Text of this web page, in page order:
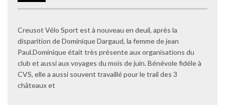
Creusot Vélo Sport est à nouveau en deuil, après la
disparition de Dominique Dargaud, la femme de jean
Paul.Dominique était très présente aux organisations du
club et aussi aux voyages du mois de juin. Bénévole fidéle à
CVS, elle a aussi souvent travaillé pour le trail des 3
châteaux et